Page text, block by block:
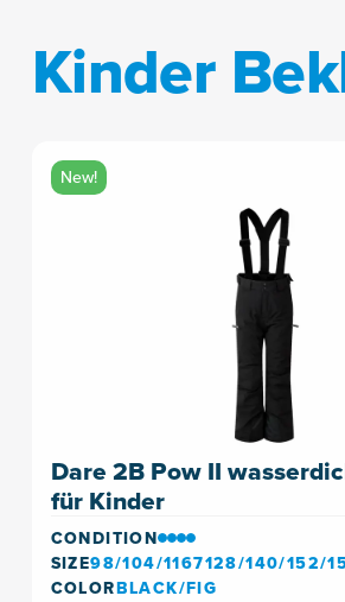
Kinder
New!
Dare 2B Pow II
für Kinder
CONDITION
SIZE98/104/1167128/140/152/
COLORBLACK/FIG